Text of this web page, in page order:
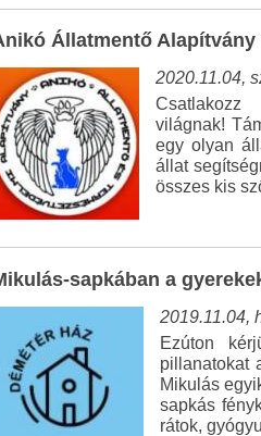
Állatmentő Alapítvány
2020.11.04,
világnak!
egy olyan
állat
összes kis
sapkában a
2019.11.04,
Ezúton
pillanatokat
Mikulás
sapkás
rátok,